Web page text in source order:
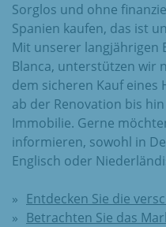
Sorglos und ohne
Spanien kaufen, das ist
Mit unserer langjährigen
Blanca, unterstützen wir
dem sicheren Kauf eines
ab der Renovation bis
Immobilie. Gerne
informieren, sowohl in
Englisch oder
Entdecken Sie die
Betrachten Sie das